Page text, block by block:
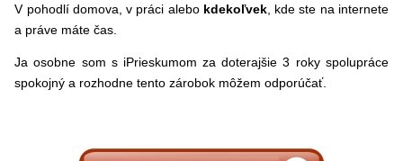
V pohodlí domova, v práci alebo kdekoľvek, kde ste na internete
a práve máte čas.
Ja osobne som s iPrieskumom za doterajšie 3 roky spolupráce
spokojný a rozhodne tento zárobok môžem odporúčať.